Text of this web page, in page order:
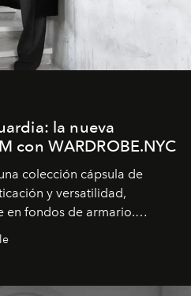
la nueva
con WARDROBE.NYC
colección cápsula de
y versatilidad,
en fondos de armario.